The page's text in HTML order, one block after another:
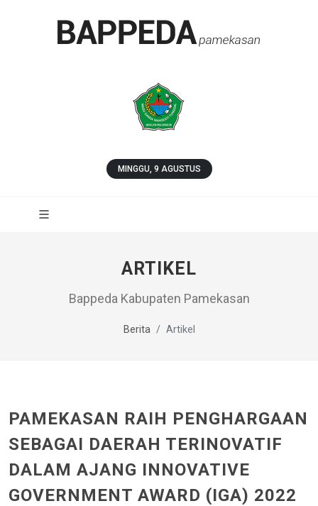
MINGGU, 9 AGUSTUS
ARTIKEL
Bappeda Kabupaten Pamekasan
Berita Artikel
PAMEKASAN RAIH PENGHARGAAN
SEBAGAI DAERAH TERINOVATIF
DALAM AJANG INNOVATIVE
GOVERNMENT AWARD (IGA) 2022